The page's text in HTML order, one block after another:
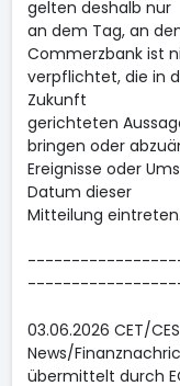
gelten deshalb nur
an dem Tag, an
Commerzbank ist
verpflichtet, die in
Zukunft
gerichteten
bringen oder
Ereignisse oder
Datum dieser
Mitteilung eintreten.
03.06.2026 CET/
News/
übermittelt durch